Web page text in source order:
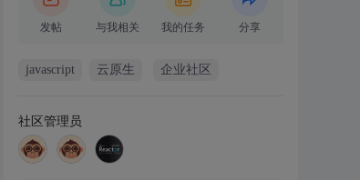
发帖 与我相关 我的任务 分享
javascript 云原生 企业社区
社区管理员